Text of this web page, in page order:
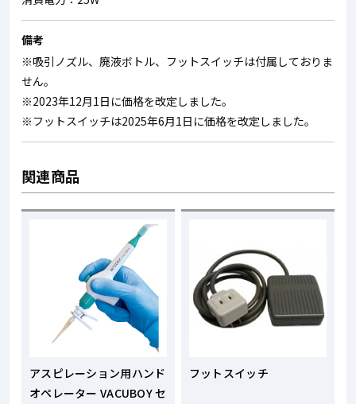
備考
※吸引ノズル、廃液ボトル、フットスイッチは付属しておりま
せん。
※2023年12月1日に価格を改定しました。
※フットスイッチは2025年6月1日に価格を改定しました。
関連商品
アスピレーション用ハンド
オペレーター VACUBOY セ
フットスイッチ